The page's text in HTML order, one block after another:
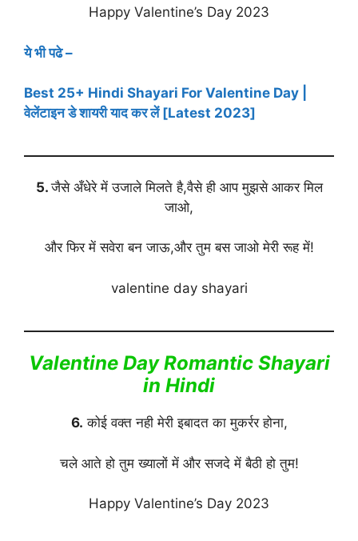
Happy Valentine’s Day 2023
ये भी पढे –
Best 25+ Hindi Shayari For Valentine Day |
वेलेंटाइन डे शायरी याद कर लें [Latest 2023]
5.जैसे अँधेरे में उजाले मिलते है,वैसे ही आप मुझसे आकर मिल
जाओ,
और फिर में सवेरा बन जाऊ,और तुम बस जाओ मेरी रूह में!
valentine day shayari
Valentine Day Romantic Shayari
in Hindi
6. कोई वक्त नही मेरी इबादत का मुकर्रर होना,
चले आते हो तुम ख्यालों में और सजदे में बैठी हो तुम!
Happy Valentine’s Day 2023